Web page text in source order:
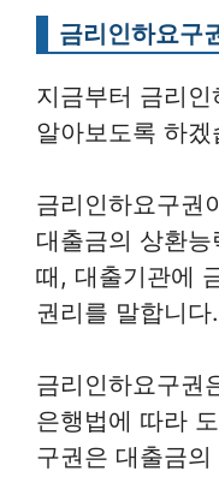
금리인하요구
지금부터 금리
알아보도록 하겠
금리인하요구권
대출금의 상환
때, 대출기관에
권리를 말합니다.
금리인하요구권
은행법에 따라
구권은 대출금